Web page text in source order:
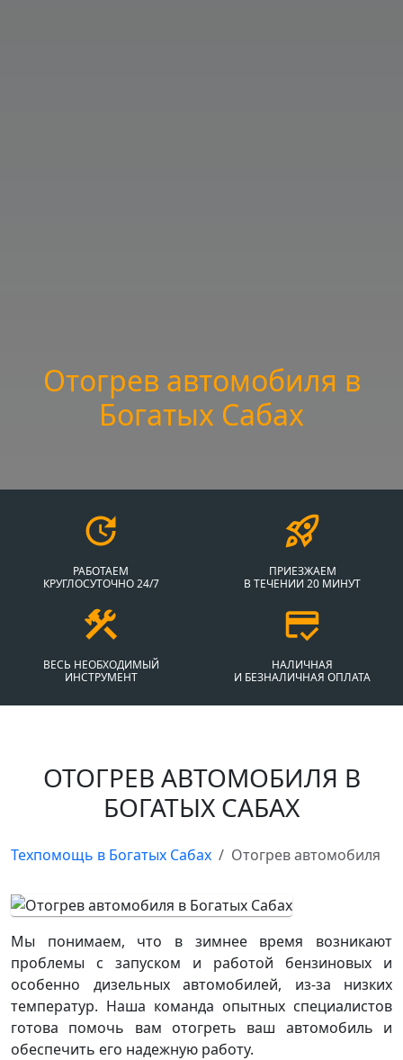
Отогрев автомобиля в
Богатых Сабах
РАБОТАЕМ
КРУГЛОСУТОЧНО 24/7
ПРИЕЗЖАЕМ
В ТЕЧЕНИИ 20 МИНУТ
ВЕСЬ НЕОБХОДИМЫЙ
ИНСТРУМЕНТ
НАЛИЧНАЯ
И БЕЗНАЛИЧНАЯ ОПЛАТА
ОТОГРЕВ АВТОМОБИЛЯ В
БОГАТЫХ САБАХ
Техпомощь в Богатых Сабах Отогрев автомобиля
Мы понимаем, что в зимнее время возникают
проблемы с запуском и работой бензиновых и
особенно дизельных автомобилей, из-за низких
температур. Наша команда опытных специалистов
готова помочь вам отогреть ваш автомобиль и
обеспечить его надежную работу.